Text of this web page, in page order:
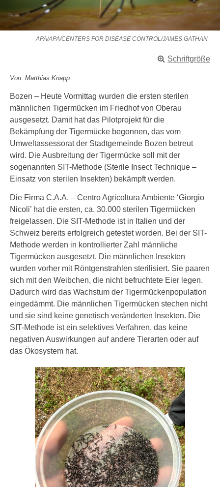
APA/APA/CENTERS FOR DISEASE CONTROL/JAMES GATHAN
Schriftgröße
Von: Matthias Knapp
Bozen – Heute Vormittag wurden die ersten sterilen
männlichen Tigermücken im Friedhof von Oberau
ausgesetzt. Damit hat das Pilotprojekt für die
Bekämpfung der Tigermücke begonnen, das vom
Umweltassessorat der Stadtgemeinde Bozen betreut
wird. Die Ausbreitung der Tigermücke soll mit der
sogenannten SIT-Methode (Sterile Insect Technique –
Einsatz von sterilen Insekten) bekämpft werden.
Die Firma C.A.A. – Centro Agricoltura Ambiente ‘Giorgio
Nicoli’ hat die ersten, ca. 30.000 sterilen Tigermücken
freigelassen. Die SIT-Methode ist in Italien und der
Schweiz bereits erfolgreich getestet worden. Bei der SIT-
Methode werden in kontrollierter Zahl männliche
Tigermücken ausgesetzt. Die männlichen Insekten
wurden vorher mit Röntgenstrahlen sterilisiert. Sie paaren
sich mit den Weibchen, die nicht befruchtete Eier legen.
Dadurch wird das Wachstum der Tigermückenpopulation
eingedämmt. Die männlichen Tigermücken stechen nicht
und sie sind keine genetisch veränderten Insekten. Die
SIT-Methode ist ein selektives Verfahren, das keine
negativen Auswirkungen auf andere Tierarten oder auf
das Ökosystem hat.